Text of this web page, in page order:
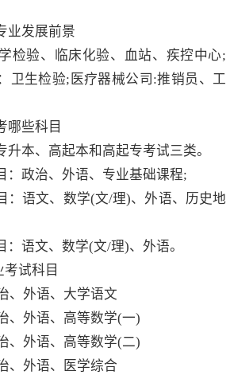
业发展前景
验、临床化验、血站、疾控中心;
卫生检验;医疗器械公司:推销员、工
哪些科目
本、高起本和高起专考试三类。
政治、外语、专业基础课程;
语文、数学(文/理)、外语、历史地
语文、数学(文/理)、外语。
试科目
外语、大学语文
外语、高等数学(一)
外语、高等数学(二)
外语、医学综合